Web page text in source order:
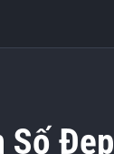
Số Đẹp